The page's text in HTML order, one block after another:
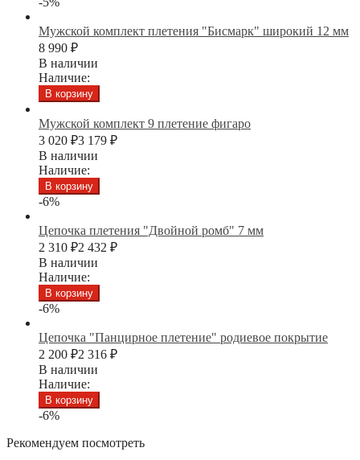
Мужской комплект плетения "Бисмарк" широкий 12 мм
8 990 ₽
В наличии
Наличие:
В корзину
Мужской комплект 9 плетение фигаро
3 020 ₽3 179 ₽
В наличии
Наличие:
В корзину
-6%
Цепочка плетения "Двойной ромб" 7 мм
2 310 ₽2 432 ₽
В наличии
Наличие:
В корзину
-6%
Цепочка "Панцирное плетение" родиевое покрытие
2 200 ₽2 316 ₽
В наличии
Наличие:
В корзину
-6%
Рекомендуем посмотреть